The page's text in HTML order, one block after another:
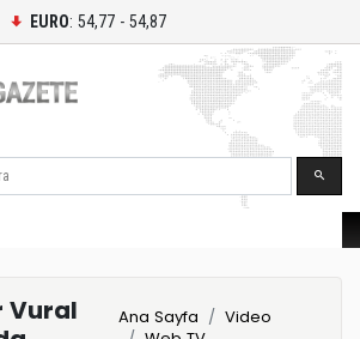
EURO: 54,77 - 54,87
Vural
Ana Sayfa
Video